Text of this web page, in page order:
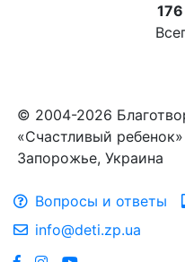
© 2004-2026
«Счастливый ребенок»
Запорожье, Украина
Вопросы и ответы
info@deti.zp.ua